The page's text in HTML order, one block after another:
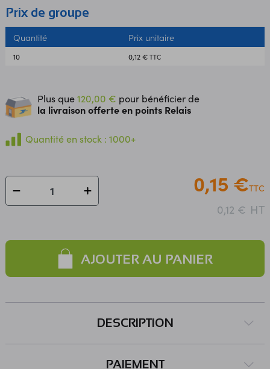
Prix de groupe
Quantité Prix unitaire
10 0,12 €TTC
Plus que120,00 € pour bénéficier de
la livraison offerte en points Relais
Quantité en stock : 1000+
0,15 €TTC
0,12 € HT
AJOUTER AU PANIER
DESCRIPTION
PAIEMENT